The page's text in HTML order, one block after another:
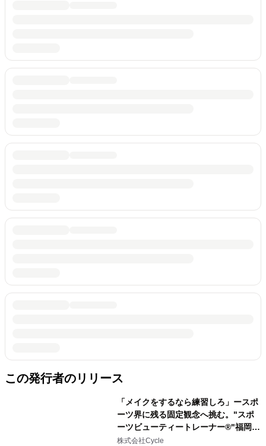
この発行者のリリース
「メイクをするなら練習しろ」ースポ
ーツ界に残る固定観念へ挑む。"スポ
ーツビューティートレーナー®"福岡美
波氏の独占インタビュー公開
株式会社Cycle